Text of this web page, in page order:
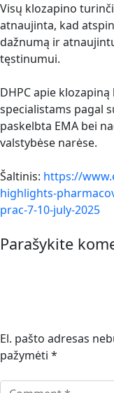
Visų klozapino
atnaujinta, kad
dažnumą ir
tęstinumui.
DHPC apie
specialistams pagal
paskelbta EMA bei
valstybėse narėse.
Šaltinis: https://
highlights-
prac-7-10-july-2025
Parašykite
El. pašto adresas
pažymėti *